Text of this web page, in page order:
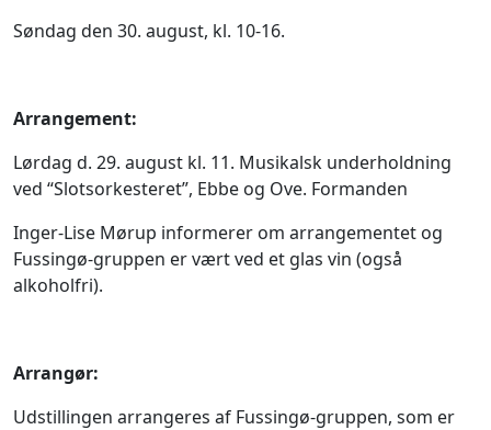
Søndag den 30. august, kl. 10-16.
Arrangement:
Lørdag d. 29. august kl. 11. Musikalsk underholdning
ved “Slotsorkesteret”, Ebbe og Ove. Formanden
Inger-Lise Mørup informerer om arrangementet og
Fussingø-gruppen er vært ved et glas vin (også
alkoholfri).
Arrangør:
Udstillingen arrangeres af Fussingø-gruppen, som er